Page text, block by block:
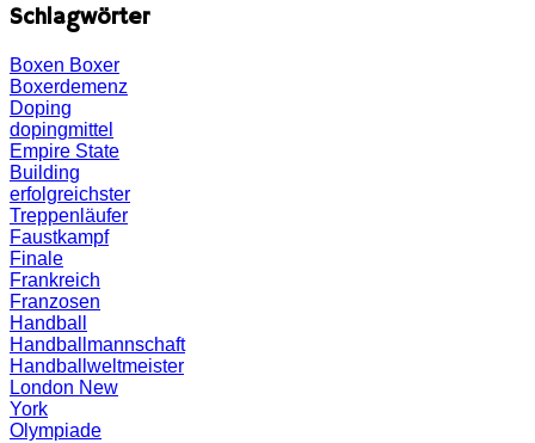
Schlagwörter
Boxen Boxer
Boxerdemenz
Doping
dopingmittel
Empire State
Building
erfolgreichster
Treppenläufer
Faustkampf
Finale
Frankreich
Franzosen
Handball
Handballmannschaft
Handballweltmeister
London New
York
Olympiade